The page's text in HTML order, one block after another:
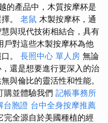
的產品中，木質按摩杯是
。 老鼠 木製按摩杯，通
與現代技術相結合，具有
戶對這些木製按摩杯為他
。 長照中心 單人房 無論
還是想要進行更深入的治
與倫比的靈活性和性能。
購並體驗我們 記帳事務所
台胞證 台中全身按摩推薦
全源自於美國種植的經